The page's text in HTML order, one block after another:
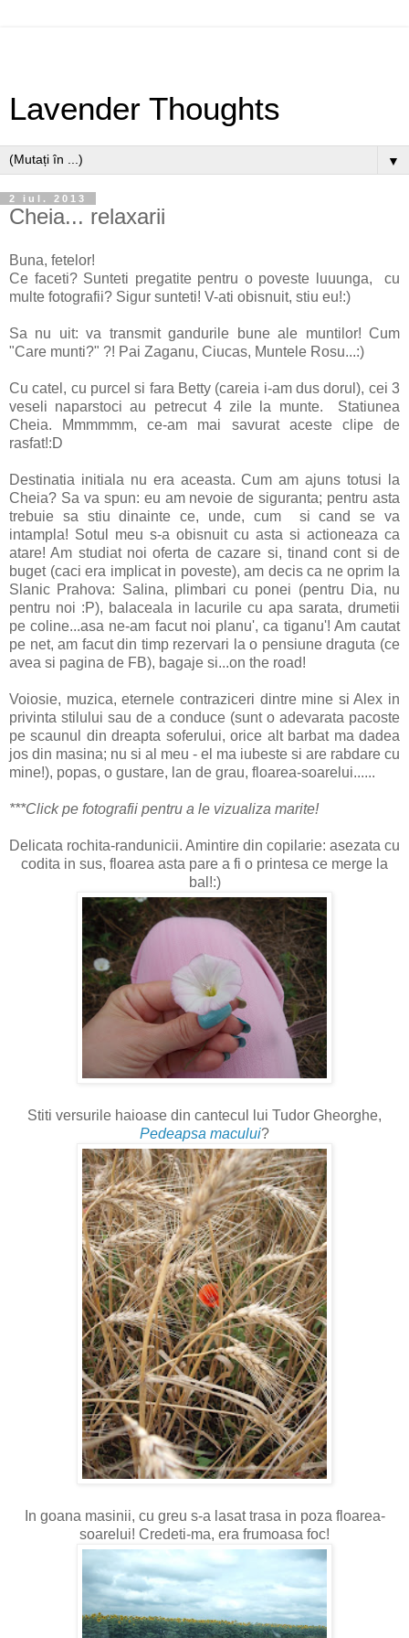
Lavender Thoughts
▼
2 iul. 2013
Cheia... relaxarii
Buna, fetelor!
Ce faceti? Sunteti pregatite pentru o poveste luuunga, cu
multe fotografii? Sigur sunteti! V-ati obisnuit, stiu eu!:)
Sa nu uit: va transmit gandurile bune ale muntilor! Cum
"Care munti?" ?! Pai Zaganu, Ciucas, Muntele Rosu...:)
Cu catel, cu purcel si fara Betty (careia i-am dus dorul), cei 3
veseli naparstoci au petrecut 4 zile la munte. Statiunea
Cheia. Mmmmmm, ce-am mai savurat aceste clipe de
rasfat!:D
Destinatia initiala nu era aceasta. Cum am ajuns totusi la
Cheia? Sa va spun: eu am nevoie de siguranta; pentru asta
trebuie sa stiu dinainte ce, unde, cum si cand se va
intampla! Sotul meu s-a obisnuit cu asta si actioneaza ca
atare! Am studiat noi oferta de cazare si, tinand cont si de
buget (caci era implicat in poveste), am decis ca ne oprim la
Slanic Prahova: Salina, plimbari cu ponei (pentru Dia, nu
pentru noi :P), balaceala in lacurile cu apa sarata, drumetii
pe coline...asa ne-am facut noi planu', ca tiganu'! Am cautat
pe net, am facut din timp rezervari la o pensiune draguta (ce
avea si pagina de FB), bagaje si...on the road!
Voiosie, muzica, eternele contraziceri dintre mine si Alex in
privinta stilului sau de a conduce (sunt o adevarata pacoste
pe scaunul din dreapta soferului, orice alt barbat ma dadea
jos din masina; nu si al meu - el ma iubeste si are rabdare cu
mine!), popas, o gustare, lan de grau, floarea-soarelui......
***Click pe fotografii pentru a le vizualiza marite!
Delicata rochita-randunicii. Amintire din copilarie: asezata cu
codita in sus, floarea asta pare a fi o printesa ce merge la
bal!:)
Stiti versurile haioase din cantecul lui Tudor Gheorghe,
Pedeapsa macului?
In goana masinii, cu greu s-a lasat trasa in poza floarea-
soarelui! Credeti-ma, era frumoasa foc!